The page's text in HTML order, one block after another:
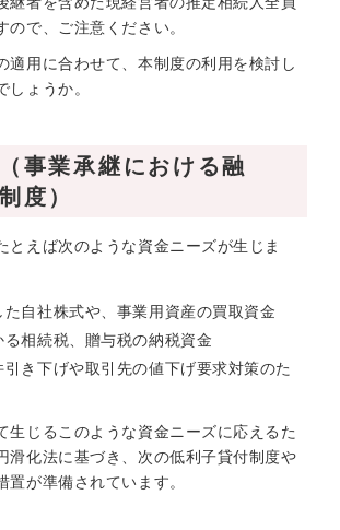
ので、ご注意ください。
適用に合わせて、本制度の利用を検討し
しょうか。
事業承継における融
度）
とえば次のような資金ニーズが生じま
自社株式や、事業用資産の買取資金
る相続税、贈与税の納税資金
き下げや取引先の値下げ要求対策のた
生じるこのような資金ニーズに応えるた
滑化法に基づき、次の低利子貸付制度や
置が準備されています。